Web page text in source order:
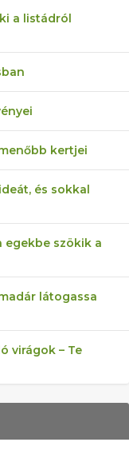
a listádról
kertjei
és sokkal
egekbe szökik a
látogassa
virágok – Te